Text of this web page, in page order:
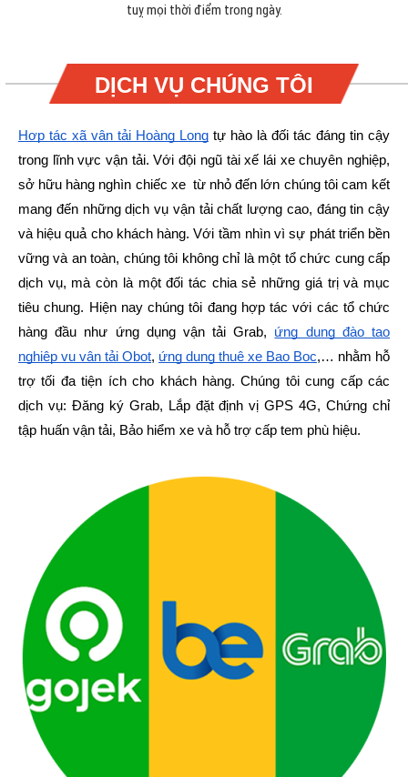
tuỵ mọi thời điểm trong ngày.
DỊCH VỤ CHÚNG TÔI
Hợp tác xã vận tải Hoàng Long tự hào là đối tác đáng tin cậy
trong lĩnh vực vận tải. Với đội ngũ tài xế lái xe chuyên nghiệp,
sở hữu hàng nghìn chiếc xe từ nhỏ đến lớn chúng tôi cam kết
mang đến những dịch vụ vận tải chất lượng cao, đáng tin cậy
và hiệu quả cho khách hàng. Với tầm nhìn vì sự phát triển bền
vững và an toàn, chúng tôi không chỉ là một tổ chức cung cấp
dịch vụ, mà còn là một đối tác chia sẻ những giá trị và mục
tiêu chung. Hiện nay chúng tôi đang hợp tác với các tổ chức
hàng đầu như ứng dụng vận tải Grab, ứng dụng đào tạo
nghiệp vụ vận tải Obot, ứng dụng thuê xe Bao Bọc,… nhằm hỗ
trợ tối đa tiện ích cho khách hàng. Chúng tôi cung cấp các
dịch vụ: Đăng ký Grab, Lắp đặt định vị GPS 4G, Chứng chỉ
tập huấn vận tải, Bảo hiểm xe và hỗ trợ cấp tem phù hiệu.